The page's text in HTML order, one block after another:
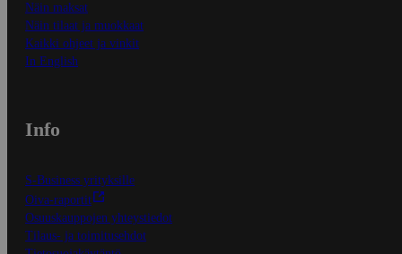
Näin maksat
Näin tilaat ja muokkaat
Kaikki ohjeet ja vinkit
In English
Info
S-Business yrityksille
Oiva-raportit
Osuuskauppojen yhteystiedot
Tilaus- ja toimitusehdot